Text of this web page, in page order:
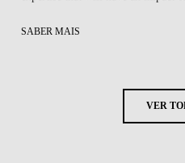
SABER MAIS
VER